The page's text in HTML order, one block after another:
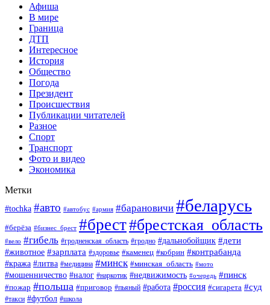
Афиша
В мире
Граница
ДТП
Интересное
История
Общество
Погода
Президент
Происшествия
Публикации читателей
Разное
Спорт
Транспорт
Фото и видео
Экономика
Метки
#tochka #авто #автобус #армия #барановичи #беларусь
#берёза #бизнес_брест #брест#брестская_область
#вело #гибель #гродненская_область #гродно #дальнобойщик #дети
#животное #зарплата #здоровье #каменец #кобрин #контрабанда
#кража #литва #медицина #минск #минская_область #мото
#мошенничество #налог #наркотик #недвижимость #очередь #пинск
#пожар #польша #приговор #пьяный #работа #россия #сигарета #суд
#такси #футбол #школа